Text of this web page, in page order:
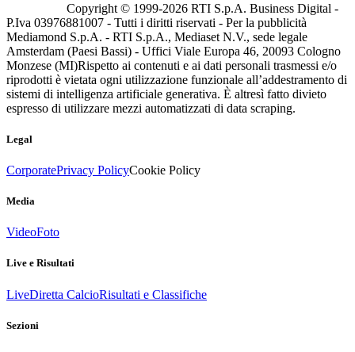
Copyright © 1999-2026 RTI S.p.A. Business Digital -
P.Iva 03976881007 - Tutti i diritti riservati - Per la pubblicità
Mediamond S.p.A. - RTI S.p.A., Mediaset N.V., sede legale
Amsterdam (Paesi Bassi) - Uffici Viale Europa 46, 20093 Cologno
Monzese (MI)Rispetto ai contenuti e ai dati personali trasmessi e/o
riprodotti è vietata ogni utilizzazione funzionale all’addestramento di
sistemi di intelligenza artificiale generativa. È altresì fatto divieto
espresso di utilizzare mezzi automatizzati di data scraping.
Legal
CorporatePrivacy PolicyCookie Policy
Media
VideoFoto
Live e Risultati
LiveDiretta CalcioRisultati e Classifiche
Sezioni